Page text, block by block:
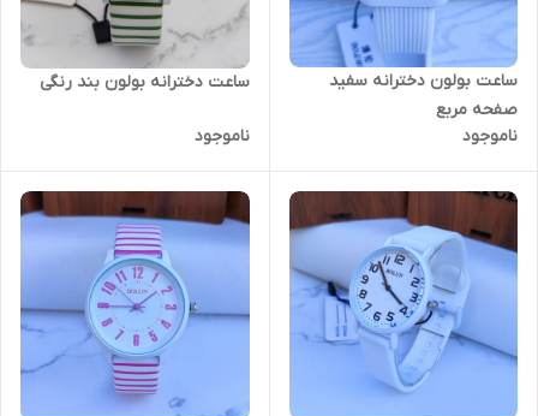
ساعت بولون دخترانه سفید
صفحه مربع
ناموجود
ساعت دخترانه بولون بند رنگی
ناموجود